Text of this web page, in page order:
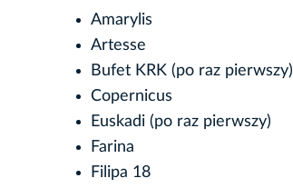
Amarylis
Artesse
Bufet KRK (po raz pierwszy)
Copernicus
Euskadi (po raz pierwszy)
Farina
Filipa 18